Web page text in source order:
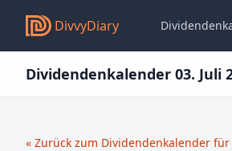
DivvyDiary
Dividendenkalender 03. Juli
« Zurück zum Dividendenkalender für